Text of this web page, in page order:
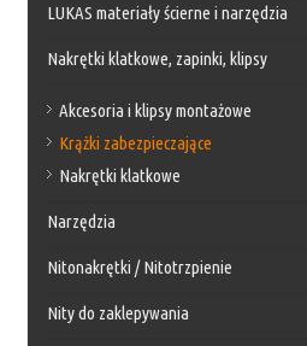
LUKAS materiały ścierne i narzędzia
Nakrętki klatkowe, zapinki, klipsy
Akcesoria i klipsy montażowe
Krążki zabezpieczające
Nakrętki klatkowe
Narzędzia
Nitonakrętki / Nitotrzpienie
Nity do zaklepywania